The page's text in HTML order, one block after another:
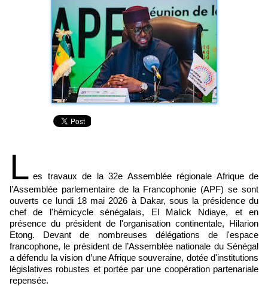
L es travaux de la 32e Assemblée régionale Afrique de
l’Assemblée parlementaire de la Francophonie (APF) se sont
ouverts ce lundi 18 mai 2026 à Dakar, sous la présidence du
chef de l'hémicycle sénégalais, El Malick Ndiaye, et en
présence du président de l'organisation continentale, Hilarion
Etong. Devant de nombreuses délégations de l'espace
francophone, le président de l’Assemblée nationale du Sénégal
a défendu la vision d’une Afrique souveraine, dotée d'institutions
législatives robustes et portée par une coopération partenariale
repensée.